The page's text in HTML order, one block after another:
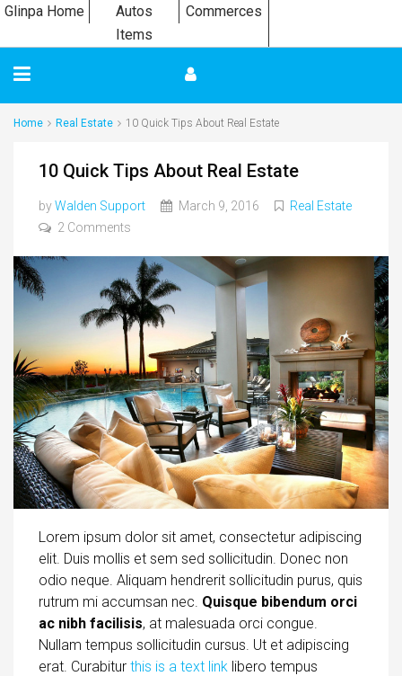
Glinpa Home Autos
Commerces
Items
Home Real Estate 10 Quick Tips About Real Estate
10 Quick Tips About Real Estate
byWalden Support March 9, 2016
Real Estate
2 Comments
Lorem ipsum dolor sit amet, consectetur adipiscing
elit. Duis mollis et sem sed sollicitudin. Donec non
odio neque. Aliquam hendrerit sollicitudin purus, quis
rutrum mi accumsan nec. Quisque bibendum orci
ac nibh facilisis, at malesuada orci congue.
Nullam tempus sollicitudin cursus. Ut et adipiscing
erat. Curabitur this is a text link libero tempus